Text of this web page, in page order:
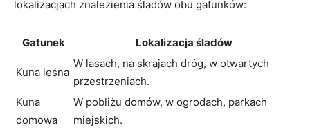
lokalizacjach znalezienia śladów obu gatunków:
Gatunek Lokalizacja śladów
Kuna leśna
W lasach, na skrajach dróg, w otwartych
przestrzeniach.
Kuna
domowa
W pobliżu domów, w ogrodach, parkach
miejskich.